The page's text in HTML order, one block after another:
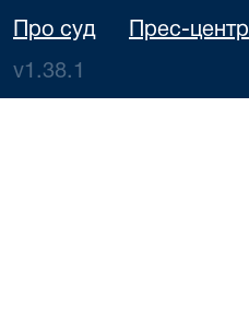
Про суд Прес-центр
v1.38.1